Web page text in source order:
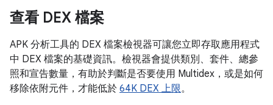
查看 DEX 檔案
APK 分析工具的 DEX 檔案檢視器可讓您立即存取應用程式
中 DEX 檔案的基礎資訊。檢視器會提供類別、套件、總參
照和宣告數量，有助於判斷是否要使用 Multidex，或是如何
移除依附元件，才能低於 64K DEX 上限。